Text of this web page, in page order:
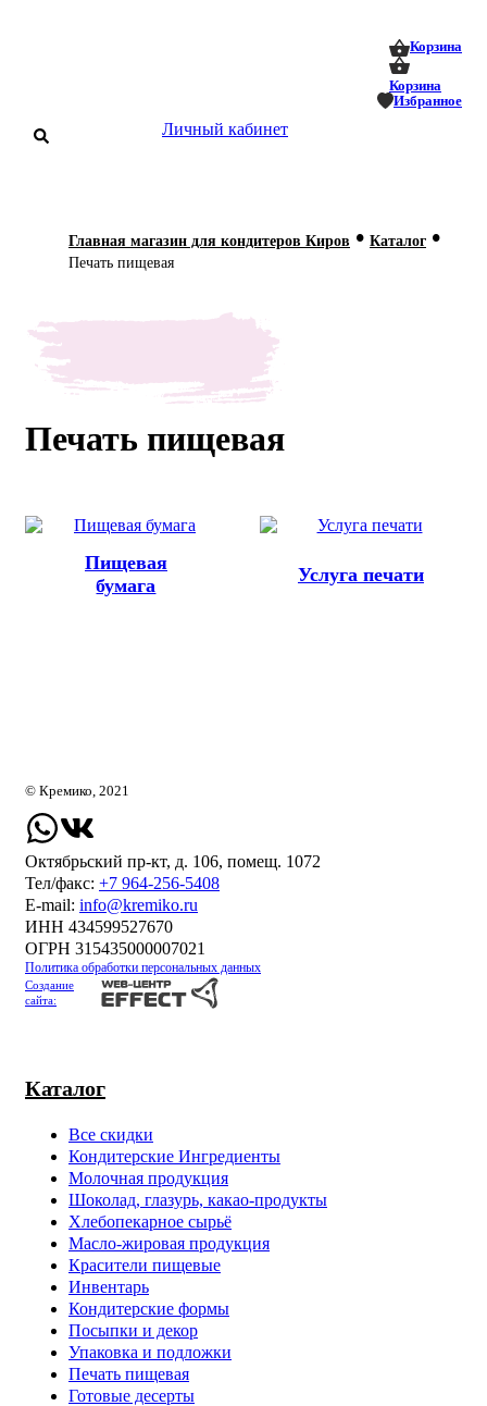
Корзина
Корзина
Избранное
Личный кабинет
Статьи
О нас
Мастер-
Главная магазин для кондитеров Киров • Каталог •
Печать пищевая
Печать пищевая
Пищевая
бумага
Услуга печати
Каталог
Все скидки
Кондитерские Ингредиенты
Молочная продукция
Шоколад, глазурь, какао-продукты
Хлебопекарное сырьё
Масло-жировая продукция
Красители пищевые
Инвентарь
Кондитерские формы
Посыпки и декор
Упаковка и подложки
Печать пищевая
Готовые десерты
© Кремико, 2021
Октябрьский пр-кт, д. 106, помещ. 1072
Тел/факс: +7 964-256-5408
Е-mail: info@kremiko.ru
ИНН 434599527670
ОГРН 315435000007021
Политика обработки персональных данных
Создание
сайта: